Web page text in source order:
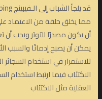
مما يخلق حلقة من الاعتماد
أن يكون مصدرًا للتوتر ويجب أن
يمكن أن يصبح إدمانًا والسبب
للاستمرار في استخدام السجائر
الاكتئاب فيما ارتبط استخدام
العقلية مثل الاكتئاب